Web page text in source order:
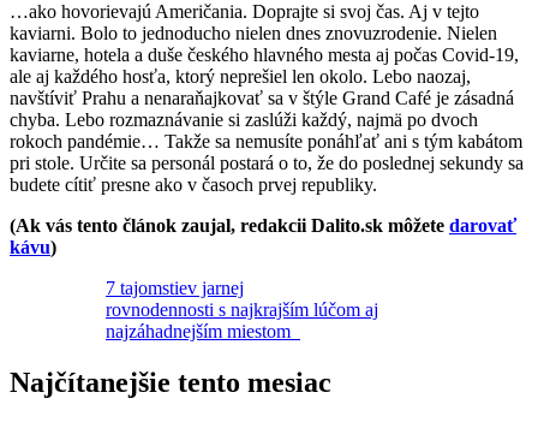
…ako hovorievajú Američania. Doprajte si svoj čas. Aj v tejto
kaviarni. Bolo to jednoducho nielen dnes znovuzrodenie. Nielen
kaviarne, hotela a duše českého hlavného mesta aj počas Covid-19,
ale aj každého hosťa, ktorý neprešiel len okolo. Lebo naozaj,
navštíviť Prahu a nenaraňajkovať sa v štýle Grand Café je zásadná
chyba. Lebo rozmaznávanie si zaslúži každý, najmä po dvoch
rokoch pandémie… Takže sa nemusíte ponáhľať ani s tým kabátom
pri stole. Určite sa personál postará o to, že do poslednej sekundy sa
budete cítiť presne ako v časoch prvej republiky.
(Ak vás tento článok zaujal, redakcii Dalito.sk môžete darovať
kávu)
7 tajomstiev jarnej
rovnodennosti s najkrajším lúčom aj
najzáhadnejším miestom
Najčítanejšie tento mesiac